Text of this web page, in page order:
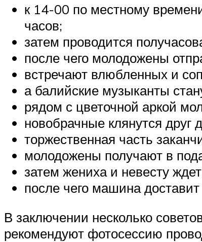
к 14-00 по местному
часов;
затем проводится
после чего молодожены
встречают влюбленных и
а балийские музыканты
рядом с цветочной аркой
новобрачные клянутся друг
торжественная часть
молодожены получают в
затем жениха и невесту
после чего машина
В заключении несколько
рекомендуют фотосессию